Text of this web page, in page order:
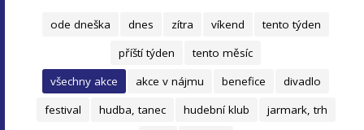
ode dneška dnes zítra víkend
tento týden
příští týden
tento měsíc
všechny akce
akce v nájmu benefice
divadlo
festival
hudba, tanec hudební klub
jarmark, trh